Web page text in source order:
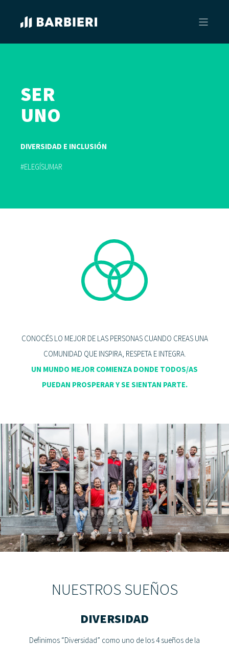
SER
UNO
DIVERSIDAD E INCLUSIÓN
#ELEGÍSUMAR
CONOCÉS LO MEJOR DE LAS PERSONAS CUANDO CREAS UNA
COMUNIDAD QUE INSPIRA, RESPETA E INTEGRA.
UN MUNDO MEJOR COMIENZA DONDE TODOS/AS
PUEDAN PROSPERAR Y SE SIENTAN PARTE.
NUESTROS SUEÑOS
DIVERSIDAD
Definimos “Diversidad” como uno de los 4 sueños de la